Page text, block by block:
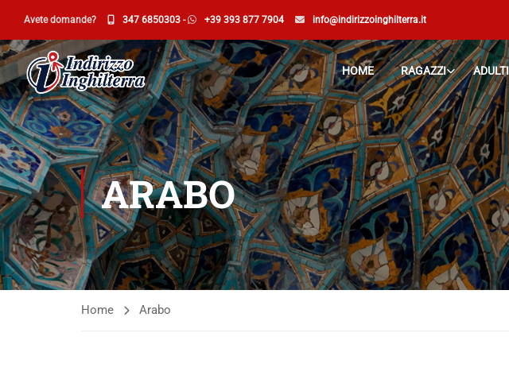
Avete domande? 347 6850303 - +39 393 877 7904 info@indirizzoinghilterra.it
HOME RAGAZZI ADULTI
ARABO
Home Arabo